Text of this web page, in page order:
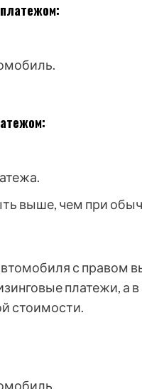
выше, чем при
с правом
платежи, а
стоимости.